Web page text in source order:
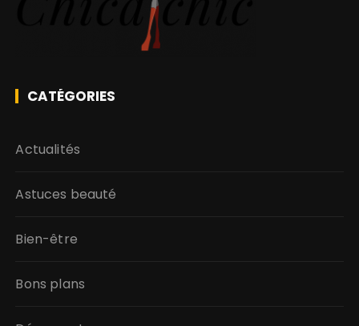
CATÉGORIES
Actualités
Astuces beauté
Bien-être
Bons plans